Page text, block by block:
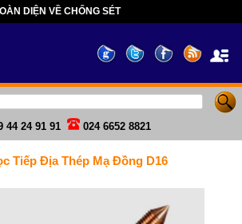
DIỆN VỀ CHỐNG SÉT
44 24 91 91 024 6652 8821
Tiếp Địa Thép Mạ Đồng D16